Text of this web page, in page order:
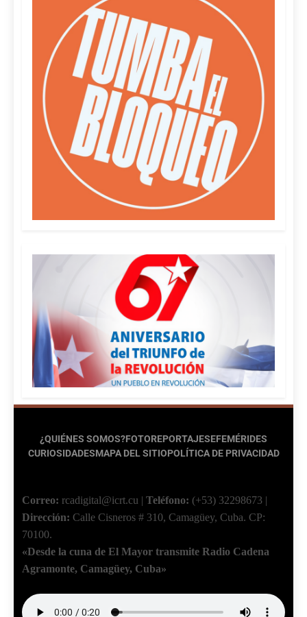
¿QUIÉNES SOMOS?FOTOREPORTAJESEFEMÉRIDES
CURIOSIDADESMAPA DEL SITIOPOLÍTICA DE PRIVACIDAD
Correo: rcadigital@icrt.cu | Teléfono: (+53) 32298673 |
Dirección: Calle Cisneros # 310, Camagüey, Cuba. CP:
70100.
«Desde la cuna de El Mayor transmite Radio Cadena
Agramonte, Camagüey, Cuba»